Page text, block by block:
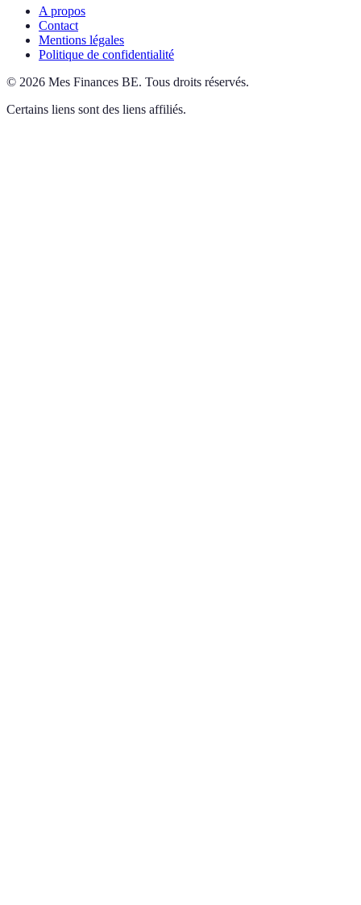
A propos
Contact
Mentions légales
Politique de confidentialité
© 2026 Mes Finances BE. Tous droits réservés.
Certains liens sont des liens affiliés.